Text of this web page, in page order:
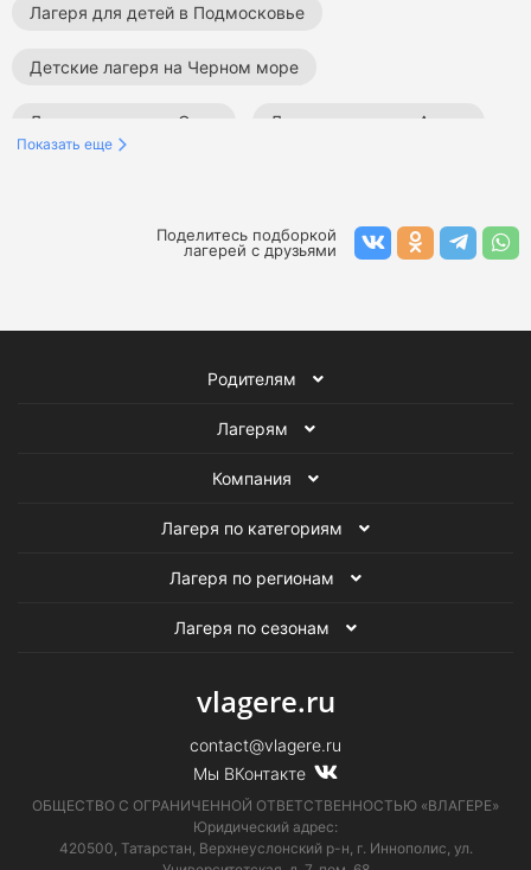
Лагеря для детей в Подмосковье
Детские лагеря на Черном море
Детские лагеря в Сочи Детские лагеря в Анапе
Лагеря в Краснодарском крае Лагеря в Крыму
Детские образовательные лагеря
Показать еще
Поделитесь подборкой
лагерей с друзьями
Родителям
Лагерям
Компания
Лагеря по категориям
Лагеря по регионам
Лагеря по сезонам
vlagere.ru
contact@vlagere.ru
Мы ВКонтакте
ОБЩЕСТВО С ОГРАНИЧЕННОЙ ОТВЕТСТВЕННОСТЬЮ «ВЛАГЕРЕ»
Юридический адрес:
420500, Татарстан, Верхнеуслонский р-н, г. Иннополис, ул.